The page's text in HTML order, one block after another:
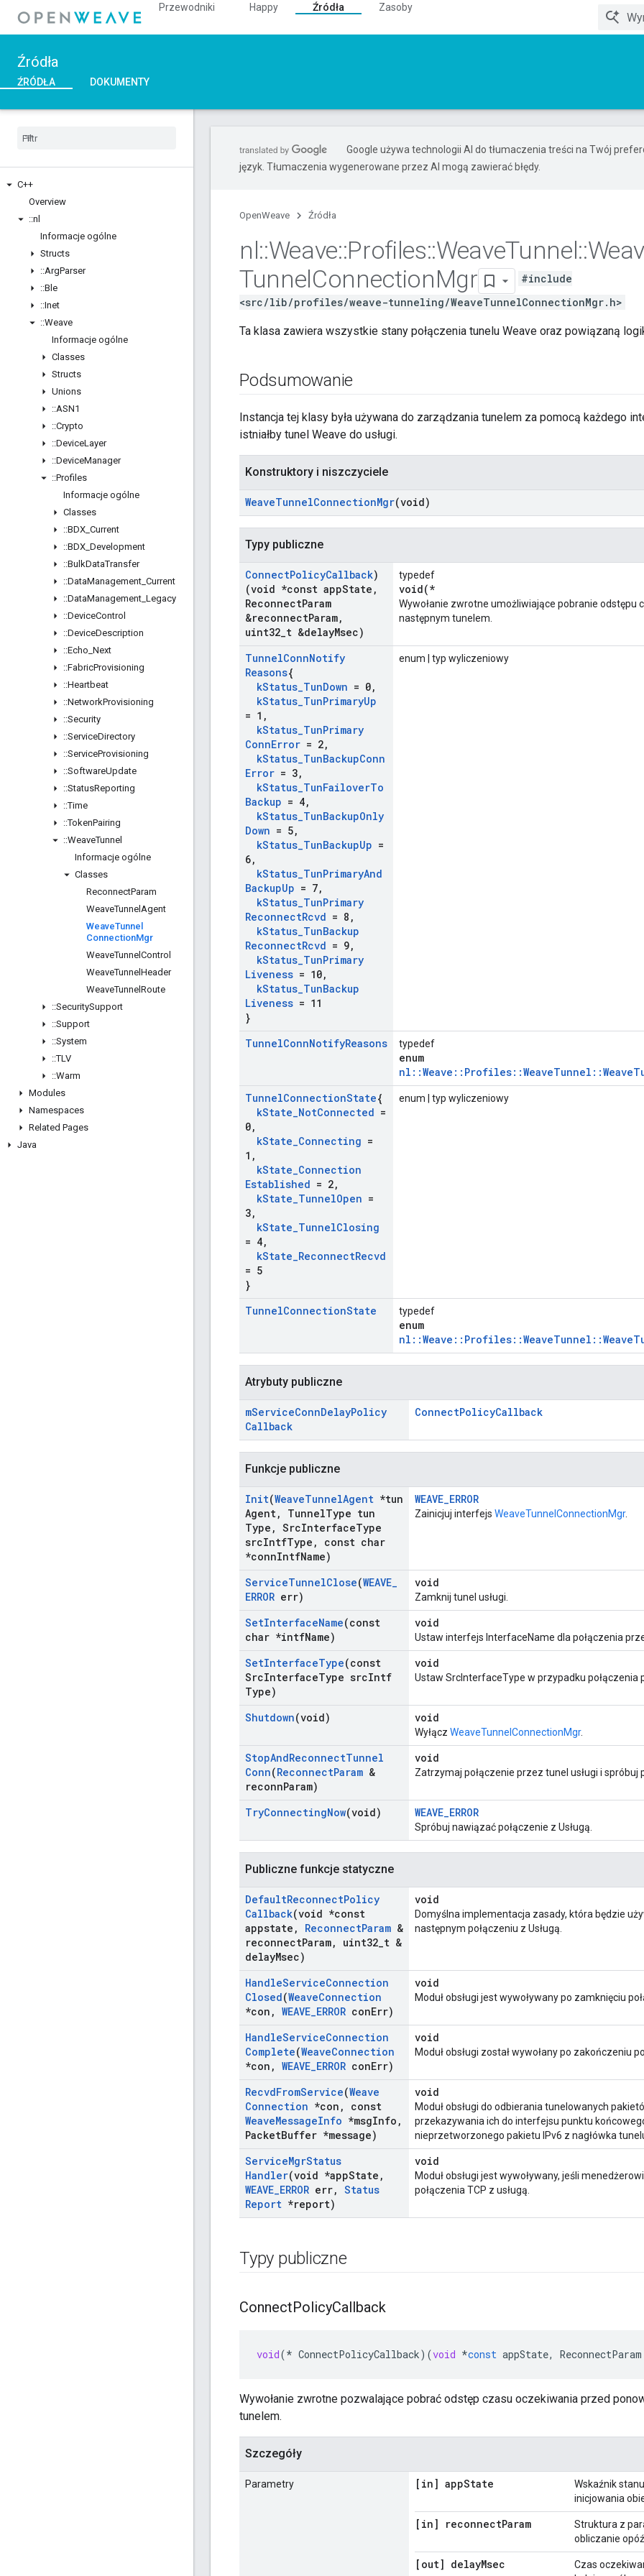
Przewodniki Happy Źródła
Zasoby
Źródła
ŹRÓDŁA DOKUMENTY
C++
Overview
::nl
Informacje ogólne
Structs
::ArgParser
::Ble
::Inet
::Weave
Informacje ogólne
Classes
Structs
Unions
::ASN1
::Crypto
::DeviceLayer
::DeviceManager
::Profiles
Informacje ogólne
Classes
::BDX Current
::BDX Development
::BulkDataTransfer
::DataManagement Current
::DataManagement Legacy
::DeviceControl
::DeviceDescription
::Echo Next
::FabricProvisioning
::Heartbeat
::NetworkProvisioning
::Security
::ServiceDirectory
::ServiceProvisioning
::SoftwareUpdate
::StatusReporting
::Time
::TokenPairing
::WeaveTunnel
Informacje ogólne
Classes
ReconnectParam
WeaveTunnel Agent
WeaveTunnel
ConnectionMgr
WeaveTunnel Control
WeaveTunnel Header
WeaveTunnel Route
::SecuritySupport
::Support
::System
::TLV
::Warm
Modules
Namespaces
Related Pages
Java
Google używa technologii AI do tłumaczenia treści na Twój
język. Tłumaczenia wygenerowane przez AI mogą zawierać błędy.
OpenWeave Źródła
nl::Weave::Profiles::WeaveTunnel::
TunnelConnectionMgr
#include
<src/lib/profiles/weave-tunneling/WeaveTunnelConnectionMgr.h>
Ta klasa zawiera wszystkie stany połączenia tunelu Weave oraz powiązaną
Podsumowanie
Instancja tej klasy była używana do zarządzania tunelem za pomocą każdego
istniałby tunel Weave do usługi.
Konstruktory i niszczyciele
WeaveTunnelConnectionMgr(void)
Typy publiczne
ConnectPolicyCallback)
(void *const appState ,
ReconnectParam
&reconnectParam,
uint32 t &delayMsec)
typedef
void(*
Wywołanie zwrotne umożliwiające pobranie
następnym tunelem.
TunnelConnNotify
Reasons{
kStatus_TunDown = 0,
kStatus_TunPrimaryUp
= 1 ,
kStatus_TunPrimary
ConnError = 2,
kStatus_TunBackupConn
Error = 3,
kStatus_TunFailoverTo
Backup = 4,
kStatus_TunBackupOnly
Down = 5,
kStatus_TunBackupUp =
6,
kStatus_TunPrimaryAnd
BackupUp = 7,
kStatus_TunPrimary
ReconnectRcvd = 8 ,
kStatus_TunBackup
ReconnectRcvd = 9,
kStatus_TunPrimary
Liveness = 10,
kStatus_TunBackup
Liveness = 11
}
enum | typ wyliczeniowy
TunnelConnNotifyReasons typedef
enum
TunnelConnectionState{
kState_NotConnected =
0,
kState_Connecting =
1 ,
kState_Connection
Established = 2,
kState_TunnelOpen =
3,
kState_TunnelClosing
= 4,
kState_ReconnectRecvd
= 5
}
enum | typ wyliczeniowy
TunnelConnectionState typedef
enum
Atrybuty publiczne
mServiceConnDelayPolicy
Callback
ConnectPolicyCallback
Funkcje publiczne
Init(WeaveTunnelAgent *tun
Agent, TunnelType tun
Type , SrcInterfaceType
srcIntfType ,
const char
*connIntfName)
WEAVE_ERROR
Zainicjuj interfejs WeaveTunnelConnectionMgr.
ServiceTunnelClose(WEAVE_
ERROR err)
void
Zamknij tunel usługi.
SetInterfaceName(const
char *intfName)
void
Ustaw interfejs InterfaceName dla połączenia
SetInterfaceType(const
SrcInterfaceType srcIntf
Type)
void
Ustaw SrcInterfaceType w przypadku połączenia
Shutdown(void) void
Wyłącz WeaveTunnelConnectionMgr.
StopAndReconnectTunnel
Conn(ReconnectParam &
reconnParam)
void
Zatrzymaj połączenie przez tunel usługi i spróbuj
TryConnectingNow(void) WEAVE_ERROR
Spróbuj nawiązać połączenie z Usługą.
Publiczne funkcje statyczne
DefaultReconnectPolicy
Callback(void *const
appstate , ReconnectParam &
reconnectParam, uint32 t &
delayMsec)
void
Domyślna implementacja zasady, która będzie
następnym połączeniu z Usługą.
HandleServiceConnection
Closed(WeaveConnection
*con , WEAVE_ERROR conErr)
void
Moduł obsługi jest wywoływany po zamknięciu
HandleServiceConnection
Complete(WeaveConnection
*con , WEAVE_ERROR conErr)
void
Moduł obsługi został wywołany po zakończeniu
RecvdFromService(Weave
Connection *con ,
const
WeaveMessageInfo *msgInfo ,
PacketBuffer *message)
void
Moduł obsługi do odbierania tunelowanych
przekazywania ich do interfejsu punktu
nieprzetworzonego pakietu IPv6 z nagłówka
ServiceMgrStatus
Handler(void *appState ,
WEAVE_ERROR err, Status
Report *report)
void
Moduł obsługi jest wywoływany, jeśli
połączenia TCP z usługą.
Typy publiczne
ConnectPolicyCallback
void(* ConnectPolicyCallback)(void *const appState, ReconnectParam
Wywołanie zwrotne pozwalające pobrać odstęp czasu oczekiwania przed
tunelem.
Szczegóły
Parametry [in] appState
Wskaźnik
inicjowania
[in] reconnectParam
Struktura z
obliczanie
[out] delayMsec
Czas